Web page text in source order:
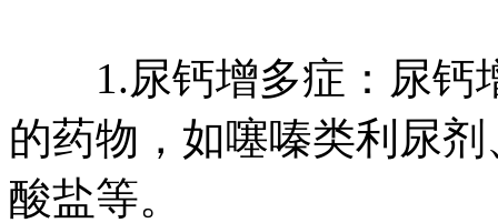
1.尿钙增多症：尿钙
的药物，如噻嗪类利尿
酸盐等。